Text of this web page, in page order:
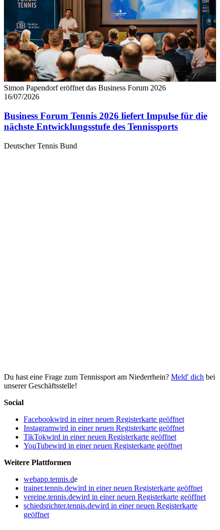
Simon Papendorf eröffnet das Business Forum 2026
16/07/2026
Business Forum Tennis 2026 liefert Impulse für die
nächste Entwicklungsstufe des Tennissports
Deutscher Tennis Bund
Du hast eine Frage zum Tennissport am Niederrhein? Meld' dich bei
unserer Geschäftsstelle!
Social
Facebookwird in einer neuen Registerkarte geöffnet
Instagramwird in einer neuen Registerkarte geöffnet
TikTokwird in einer neuen Registerkarte geöffnet
YouTubewird in einer neuen Registerkarte geöffnet
Weitere Plattformen
webapp.tennis.de
trainer.tennis.dewird in einer neuen Registerkarte geöffnet
vereine.tennis.dewird in einer neuen Registerkarte geöffnet
schiedsrichter.tennis.dewird in einer neuen Registerkarte
geöffnet